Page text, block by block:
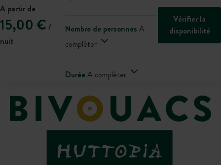
A partir de
15,00 € /
nuit
Nombre de personnes A
compléter
DuréeA compléter
Vérifier la
disponibilité